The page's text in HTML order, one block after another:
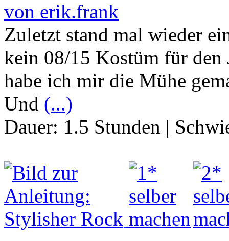
von erik.frank
Zuletzt stand mal wieder
kein 08/15 Kostüm für den
habe ich mir die Mühe
Und (...)
Dauer: 1.5 Stunden |